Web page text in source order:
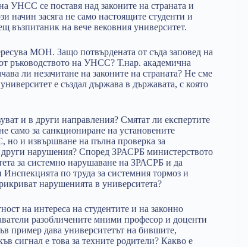
УНСС се поставя над законите на страната и
начин засяга не само настоящите студенти и
възпитаник на вече вековния университет.
МОН. Защо потвърдената от съда заповед на
ръководството на УНСС? Т.нар. академична
ли незачитане на законите на страната? Не сме
е създал държава в държавата, с която
и в други направления? Смятат ли експертите
само за санкциониране на установените
и извършване на пълна проверка за
нарушения? Според ЗРАСРБ министерството
за системно нарушаване на ЗРАСРБ и да
по труда за системния тормоз и
нарушенията в университета?
на интереса на студентите и на законно
разобличените мними професор и доценти
пример дава университетът на бившите,
сигнал е това за техните родители? Какво е